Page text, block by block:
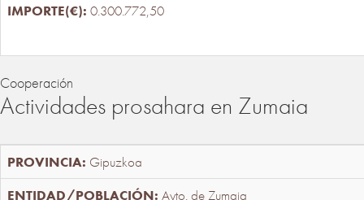
0.300.772,50
Cooperación
Actividades prosahara en Zumaia
Gipuzkoa
Ayto. de Zumaia